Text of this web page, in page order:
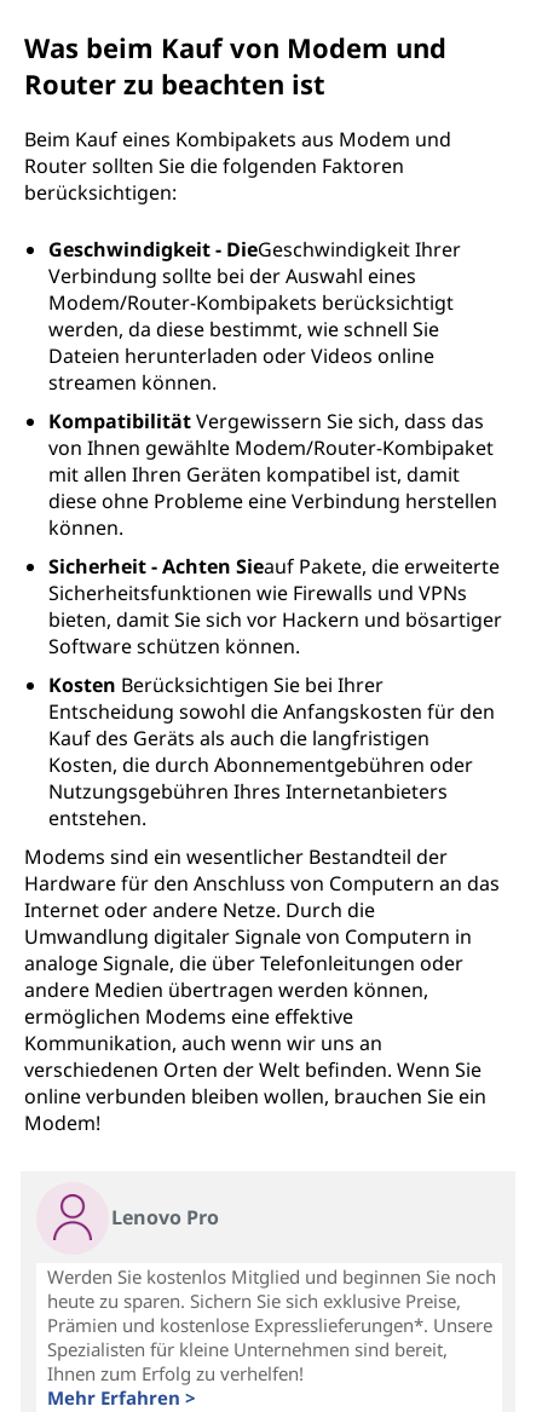
Was beim Kauf von Modem und
Router zu beachten ist
Beim Kauf eines Kombipakets aus Modem und
Router sollten Sie die folgenden Faktoren
berücksichtigen:
Geschwindigkeit - DieGeschwindigkeit Ihrer
Verbindung sollte bei der Auswahl eines
Modem/Router-Kombipakets berücksichtigt
werden, da diese bestimmt, wie schnell Sie
Dateien herunterladen oder Videos online
streamen können.
KompatibilitätVergewissern Sie sich, dass das
von Ihnen gewählte Modem/Router-Kombipaket
mit allen Ihren Geräten kompatibel ist, damit
diese ohne Probleme eine Verbindung herstellen
können.
Sicherheit - Achten Sieauf Pakete, die erweiterte
Sicherheitsfunktionen wie Firewalls und VPNs
bieten, damit Sie sich vor Hackern und bösartiger
Software schützen können.
Kosten Berücksichtigen Sie bei Ihrer
Entscheidung sowohl die Anfangskosten für den
Kauf des Geräts als auch die langfristigen
Kosten, die durch Abonnementgebühren oder
Nutzungsgebühren Ihres Internetanbieters
entstehen.
Modems sind ein wesentlicher Bestandteil der
Hardware für den Anschluss von Computern an das
Internet oder andere Netze. Durch die
Umwandlung digitaler Signale von Computern in
analoge Signale, die über Telefonleitungen oder
andere Medien übertragen werden können,
ermöglichen Modems eine effektive
Kommunikation, auch wenn wir uns an
verschiedenen Orten der Welt befinden. Wenn Sie
online verbunden bleiben wollen, brauchen Sie ein
Modem!
Lenovo Pro
Werden Sie kostenlos Mitglied und beginnen Sie noch
heute zu sparen. Sichern Sie sich exklusive Preise,
Prämien und kostenlose Expresslieferungen*. Unsere
Spezialisten für kleine Unternehmen sind bereit,
Ihnen zum Erfolg zu verhelfen!
Mehr Erfahren >